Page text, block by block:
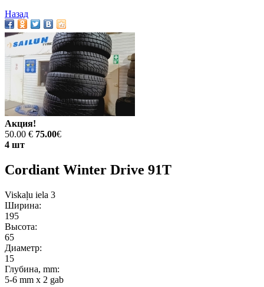
Назад
Акция!
50.00 € 75.00€
4 шт
Cordiant Winter Drive 91T
Viskaļu iela 3
Ширина:
195
Высота:
65
Диаметр:
15
Глубина, mm:
5-6 mm x 2 gab